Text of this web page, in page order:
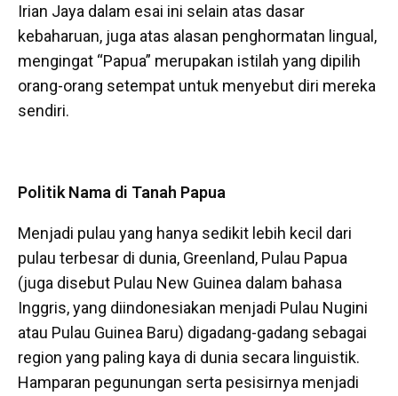
Irian Jaya dalam esai ini selain atas dasar
kebaharuan, juga atas alasan penghormatan lingual,
mengingat “Papua” merupakan istilah yang dipilih
orang-orang setempat untuk menyebut diri mereka
sendiri.
Politik Nama di Tanah Papua
Menjadi pulau yang hanya sedikit lebih kecil dari
pulau terbesar di dunia, Greenland, Pulau Papua
(juga disebut Pulau New Guinea dalam bahasa
Inggris, yang diindonesiakan menjadi Pulau Nugini
atau Pulau Guinea Baru) digadang-gadang sebagai
region yang paling kaya di dunia secara linguistik.
Hamparan pegunungan serta pesisirnya menjadi